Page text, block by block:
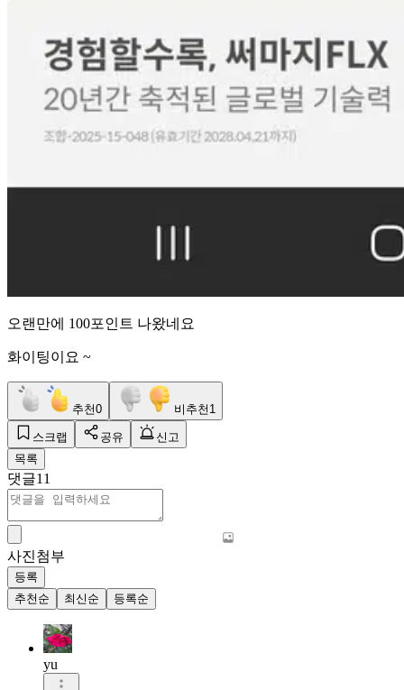
오랜만에 100포인트 나왔네요
화이팅이요 ~
추천0 비추천 1
스크랩 공유
신고
목록
댓글11
사진첨부
등록
추천순
최신순 등록순
yu